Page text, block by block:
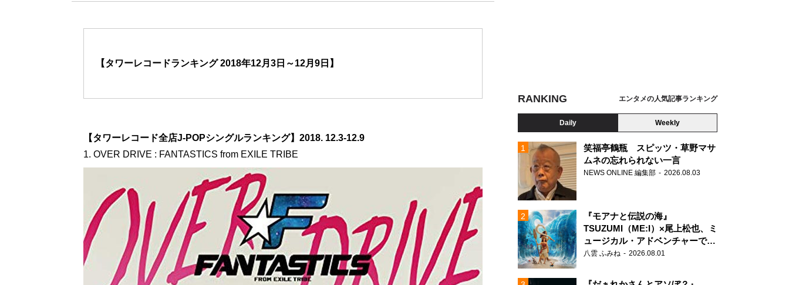
【タワーレコードランキング 2018年12月3日～12月9日】
【タワーレコード全店J-POPシングルランキング】2018. 12.3-12.9
1. OVER DRIVE : FANTASTICS from EXILE TRIBE
RANKING エンタメの人気記事ランキング
Daily Weekly
笑福亭鶴瓶 スピッツ・草野マサ
ムネの忘れられない一言
NEWS ONLINE 編集部 2026.08.03
『モアナと伝説の海』
TSUZUMI（ME:I）×尾上松也、ミ
ュージカル・アドベンチャーで美
声を響かせる
八雲 ふみね 2026.08.01